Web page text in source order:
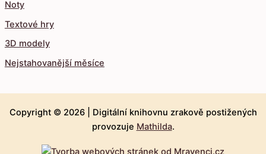
Noty
Textové hry
3D modely
Nejstahovanější měsíce
Copyright © 2026 | Digitální knihovnu zrakově postižených
provozuje Mathilda.